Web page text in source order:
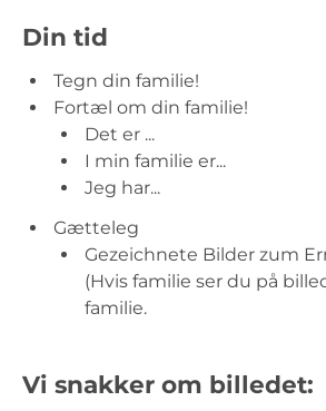
Din tid
Tegn din familie!
Fortæl om din familie!
Det er ...
I min familie er...
Jeg har...
Gætteleg
Gezeichnete Bilder zum
(Hvis familie ser du på
familie.
Vi snakker om billedet: